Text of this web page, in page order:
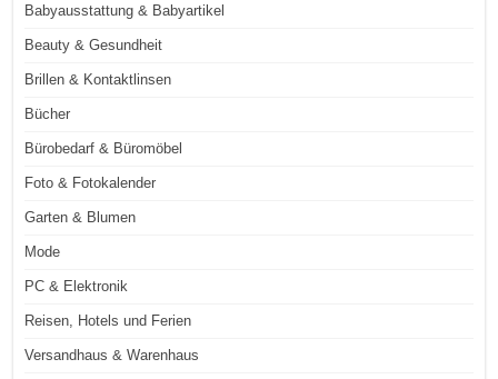
Babyausstattung & Babyartikel
Beauty & Gesundheit
Brillen & Kontaktlinsen
Bücher
Bürobedarf & Büromöbel
Foto & Fotokalender
Garten & Blumen
Mode
PC & Elektronik
Reisen, Hotels und Ferien
Versandhaus & Warenhaus